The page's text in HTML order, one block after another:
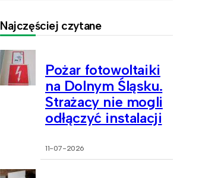
Najczęściej czytane
Pożar fotowoltaiki
na Dolnym Śląsku.
Strażacy nie mogli
odłączyć instalacji
11-07-2026